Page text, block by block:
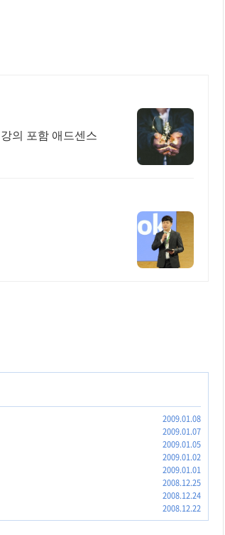
의 포함 애드센스
2009.01.08
2009.01.07
2009.01.05
2009.01.02
2009.01.01
2008.12.25
2008.12.24
2008.12.22